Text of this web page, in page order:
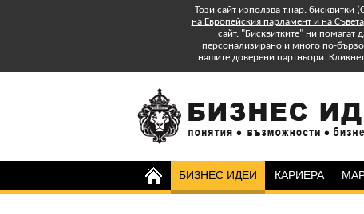
Този сайт използва т.нар. бисквитки
на Европейския парламент и на Съвета
сайт. "Бисквитките" ни помагат
персонализирано и много по-
нашите доверени партньори.
БИЗНЕС ИДЕИ КАРИЕРА